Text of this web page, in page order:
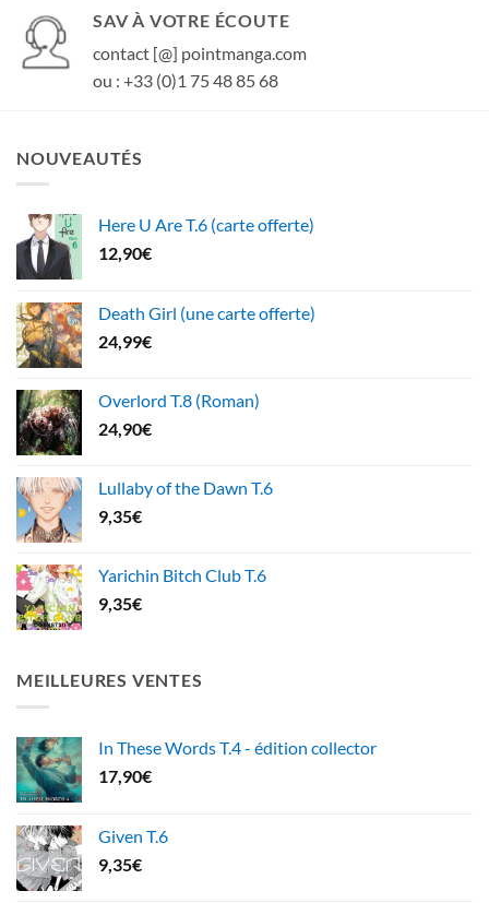
SAV À VOTRE ÉCOUTE
contact [@] pointmanga.com
ou : +33 (0)1 75 48 85 68
NOUVEAUTÉS
Here U Are T.6 (carte offerte)
12,90€
Death Girl (une carte offerte)
24,99€
Overlord T.8 (Roman)
24,90€
Lullaby of the Dawn T.6
9,35€
Yarichin Bitch Club T.6
9,35€
MEILLEURES VENTES
In These Words T.4 - édition collector
17,90€
Given T.6
9,35€